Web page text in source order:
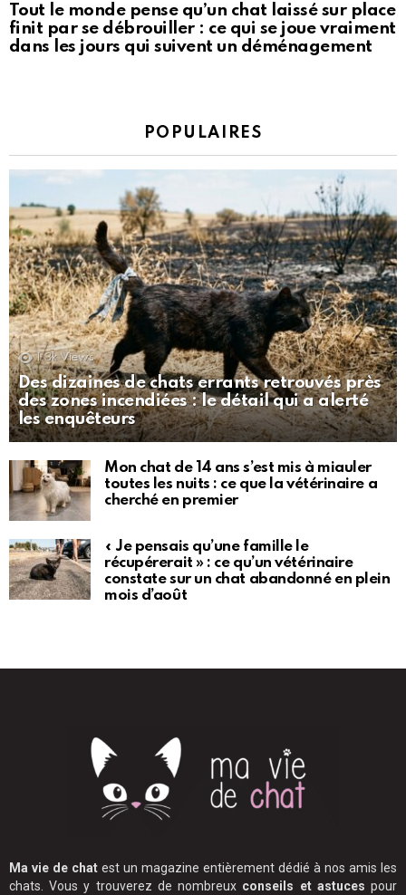
Tout le monde pense qu’un chat laissé sur place
finit par se débrouiller : ce qui se joue vraiment
dans les jours qui suivent un déménagement
POPULAIRES
1.3k Views
Des dizaines de chats errants retrouvés près
des zones incendiées : le détail qui a alerté
les enquêteurs
Mon chat de 14 ans s’est mis à miauler
toutes les nuits : ce que la vétérinaire a
cherché en premier
« Je pensais qu’une famille le
récupérerait » : ce qu’un vétérinaire
constate sur un chat abandonné en plein
mois d’août
Ma vie de chat est un magazine entièrement dédié à nos amis les
chats. Vous y trouverez de nombreux conseils et astuces pour